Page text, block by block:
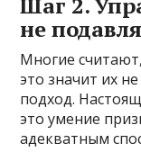
не
Многие
это значит их
подход.
это умение
адекватным